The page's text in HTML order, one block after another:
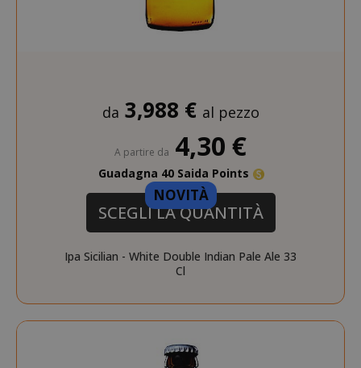
NOVITÀ
da 3,988 € al pezzo
A partire da 4,30 €
Guadagna 40 Saida Points
SCEGLI LA QUANTITÀ
Ipa Sicilian - White Double Indian Pale Ale 33
Cl